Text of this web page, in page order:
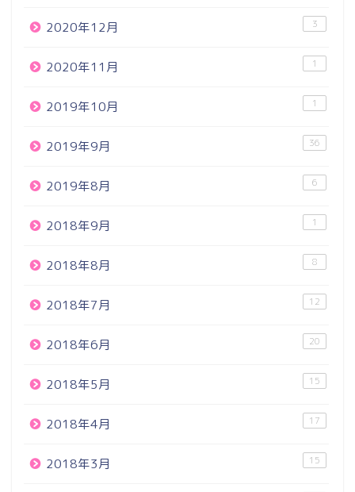
2020年12月 3
2020年11月 1
2019年10月 1
2019年9月 36
2019年8月 6
2018年9月 1
2018年8月 8
2018年7月 12
2018年6月 20
2018年5月 15
2018年4月 17
2018年3月 15